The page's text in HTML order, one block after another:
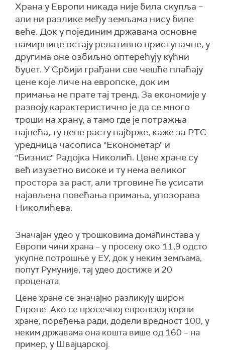
Храна у Европи никада није била скупља –
али ни разлике међу земљама нису биле
веће. Док у појединим државама основне
намирнице остају релативно приступачне, у
другима оне озбиљно оптерећују кућни
буџет. У Србији грађани све чешће плаћају
цене које личе на европске, док им
примања не прате тај тренд. За економије у
развоју карактеристично је да се много
троши на храну, а тамо где је потражња
највећа, ту цене расту најбрже, каже за РТС
уредница часописа "Економетар" и
"Бизнис" Радојка Николић. Цене хране су
већ изузетно високе и ту нема великог
простора за раст, али трговине ће усисати
најављена повећања примања, упозорава
Николићева.
Значајан удео у трошковима домаћинстава у
Европи чини храна – у просеку око 11,9 одсто
укупне потрошње у ЕУ, док у неким земљама,
попут Румуније, тај удео достиже и 20
процената.
Цене хране се значајно разликују широм
Европе. Ако се просечној европској корпи
хране, поређења ради, додели вредност 100, у
неким државама она кошта више од 160 – на
пример, у Швајцарској.